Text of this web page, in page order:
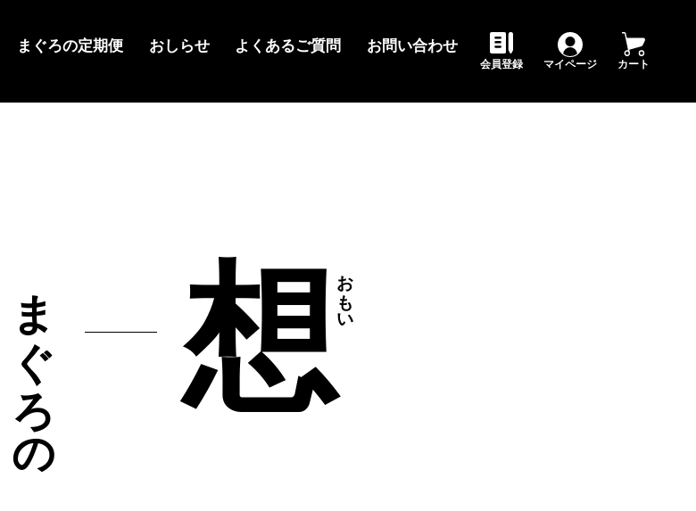
まぐろの定期便 おしらせ よくあるご質問 お問い合わせ
会員登録 マイページ カート
おもい
想
まぐろの